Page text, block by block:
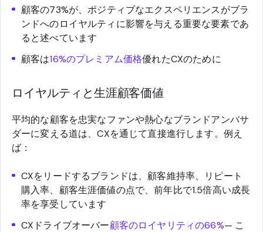
顧客の73%が、ポジティブなエクスペリエンスがブラ
ンドへのロイヤルティに影響を与える重要な要素であ
ると述べています
顧客は16%のプレミアム価格優れたCXのために
ロイヤルティと生涯顧客価値
平均的な顧客を忠実なファンや熱心なブランドアンバサ
ダーに変える道は、CXを通じて直接進行します。例え
ば：
CXをリードするブランドは、顧客維持率、リピート
購入率、顧客生涯価値の点で、前年比で1.5倍高い成長
率を享受しています
CXドライブオーバー顧客のロイヤリティの66%— こ